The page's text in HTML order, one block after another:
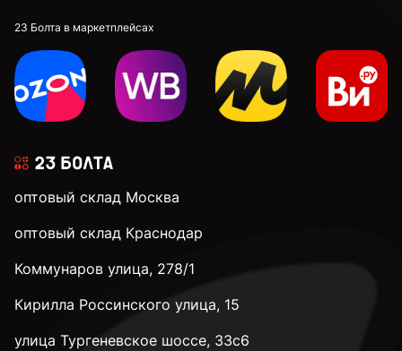
23 Болта в маркетплейсах
оптовый склад Москва
оптовый склад Краснодар
Коммунаров улица, 278/1
Кирилла Россинского улица, 15
улица Тургеневское шоссе, 33с6